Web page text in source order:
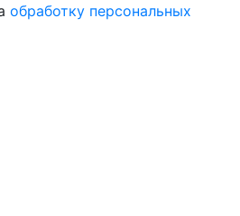
обработку персональных